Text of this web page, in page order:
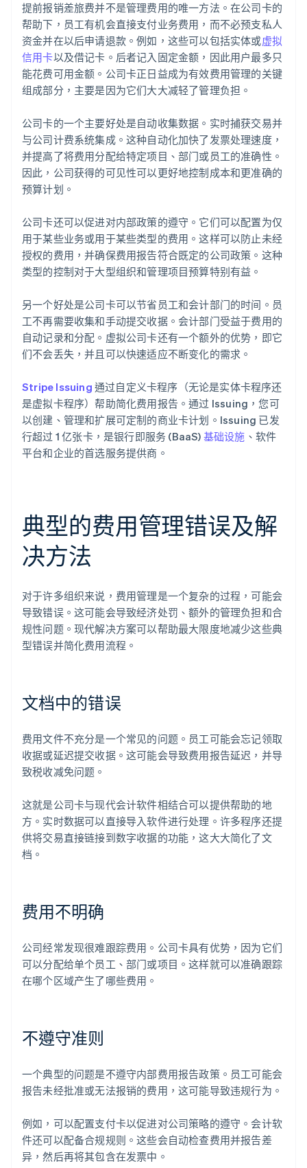
提前报销差旅费并不是管理费用的唯一方法。在公司卡的
帮助下，员工有机会直接支付业务费用，而不必预支私人
资金并在以后申请退款。例如，这些可以包括实体或虚拟
信用卡以及借记卡。后者记入固定金额，因此用户最多只
能花费可用金额。公司卡正日益成为有效费用管理的关键
组成部分，主要是因为它们大大减轻了管理负担。
公司卡的一个主要好处是自动收集数据。实时捕获交易并
与公司计费系统集成。这种自动化加快了发票处理速度，
并提高了将费用分配给特定项目、部门或员工的准确性。
因此，公司获得的可见性可以更好地控制成本和更准确的
预算计划。
公司卡还可以促进对内部政策的遵守。它们可以配置为仅
用于某些业务或用于某些类型的费用。这样可以防止未经
授权的费用，并确保费用报告符合既定的公司政策。这种
类型的控制对于大型组织和管理项目预算特别有益。
另一个好处是公司卡可以节省员工和会计部门的时间。员
工不再需要收集和手动提交收据。会计部门受益于费用的
自动记录和分配。虚拟公司卡还有一个额外的优势，即它
们不会丢失，并且可以快速适应不断变化的需求。
Stripe Issuing 通过自定义卡程序（无论是实体卡程序还
是虚拟卡程序）帮助简化费用报告。通过 Issuing，您可
以创建、管理和扩展可定制的商业卡计划。Issuing 已发
行超过 1 亿张卡，是银行即服务 (BaaS) 基础设施 、软件
平台和企业的首选服务提供商。
典型的费用管理错误及解
决方法
对于许多组织来说，费用管理是一个复杂的过程，可能会
导致错误。这可能会导致经济处罚、额外的管理负担和合
规性问题。现代解决方案可以帮助最大限度地减少这些典
型错误并简化费用流程。
文档中的错误
费用文件不充分是一个常见的问题。员工可能会忘记领取
收据或延迟提交收据。这可能会导致费用报告延迟，并导
致税收减免问题。
这就是公司卡与现代会计软件相结合可以提供帮助的地
方。实时数据可以直接导入软件进行处理。许多程序还提
供将交易直接链接到数字收据的功能，这大大简化了文
档。
费用不明确
公司经常发现很难跟踪费用。公司卡具有优势，因为它们
可以分配给单个员工、部门或项目。这样就可以准确跟踪
在哪个区域产生了哪些费用。
不遵守准则
一个典型的问题是不遵守内部费用报告政策。员工可能会
报告未经批准或无法报销的费用，这可能导致违规行为。
例如，可以配置支付卡以促进对公司策略的遵守。会计软
件还可以配备合规规则。这些会自动检查费用并报告差
异，然后再将其包含在发票中。